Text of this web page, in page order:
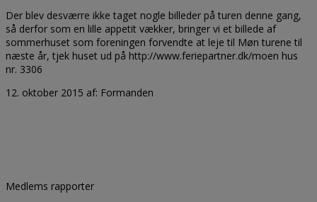
Der blev desværre ikke taget nogle billeder på turen denne gang,
så derfor som en lille appetit vækker, bringer vi et billede af
sommerhuset som foreningen forvendte at leje til Møn turene til
næste år, tjek huset ud på http://www.feriepartner.dk/moen hus
nr. 3306
12. oktober 2015 af: Formanden
Medlems rapporter